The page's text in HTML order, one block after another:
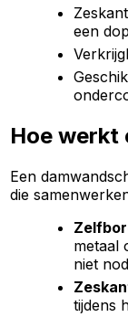
een
Hoe werkt
Een
die
metaal
niet
tijdens